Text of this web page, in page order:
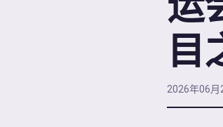
目
2026年06月